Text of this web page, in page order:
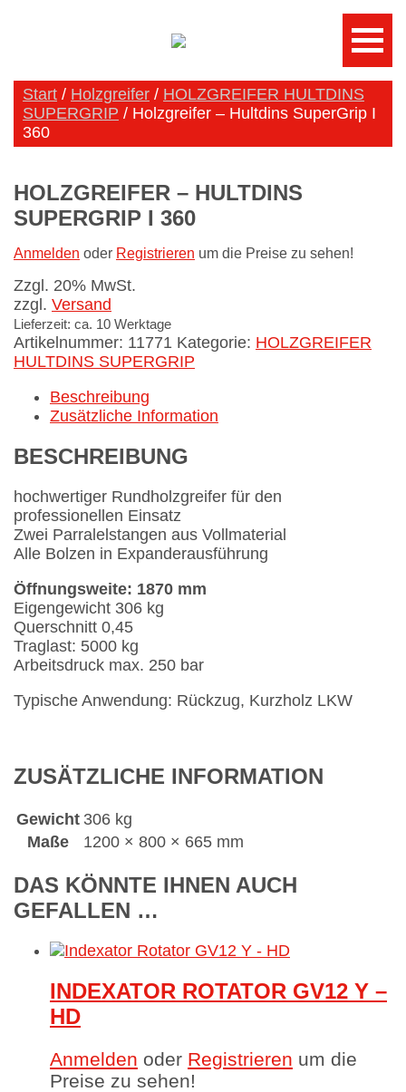
Start / Holzgreifer / HOLZGREIFER HULTDINS
SUPERGRIP / Holzgreifer – Hultdins SuperGrip I
360
HOLZGREIFER – HULTDINS
SUPERGRIP I 360
Anmelden oder Registrieren um die Preise zu sehen!
Zzgl. 20% MwSt.
zzgl. Versand
Lieferzeit: ca. 10 Werktage
Artikelnummer: 11771 Kategorie: HOLZGREIFER
HULTDINS SUPERGRIP
Beschreibung
Zusätzliche Information
BESCHREIBUNG
hochwertiger Rundholzgreifer für den
professionellen Einsatz
Zwei Parralelstangen aus Vollmaterial
Alle Bolzen in Expanderausführung
Öffnungsweite: 1870 mm
Eigengewicht 306 kg
Querschnitt 0,45
Traglast: 5000 kg
Arbeitsdruck max. 250 bar
Typische Anwendung: Rückzug, Kurzholz LKW
ZUSÄTZLICHE INFORMATION
Gewicht 306 kg
Maße
1200 × 800 × 665 mm
DAS KÖNNTE IHNEN AUCH
GEFALLEN …
INDEXATOR ROTATOR GV12 Y –
HD
Anmelden oder Registrieren um die
Preise zu sehen!